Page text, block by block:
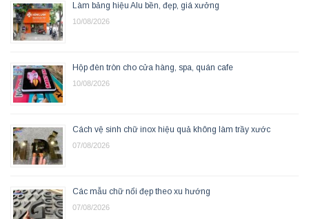
Làm bảng hiệu Alu bền, đẹp, giá xưởng
10/08/2026
Hộp đèn tròn cho cửa hàng, spa, quán cafe
10/08/2026
Cách vệ sinh chữ inox hiệu quả không làm trầy xước
07/08/2026
Các mẫu chữ nổi đẹp theo xu hướng
07/08/2026